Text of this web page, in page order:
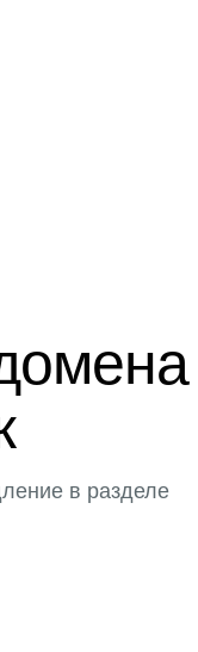
в разделе